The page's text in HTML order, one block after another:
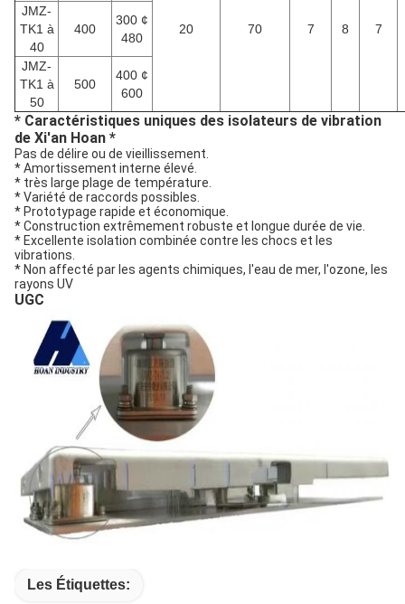
20 70 7 8 7
JMZ-
TK1 à
40
400
300 ¢
480
JMZ-
TK1 à
50
500
400 ¢
600
* Caractéristiques uniques des isolateurs de vibration
de Xi'an Hoan *
Pas de délire ou de vieillissement.
* Amortissement interne élevé.
* très large plage de température.
* Variété de raccords possibles.
* Prototypage rapide et économique.
* Construction extrêmement robuste et longue durée de vie.
* Excellente isolation combinée contre les chocs et les
vibrations.
* Non affecté par les agents chimiques, l'eau de mer, l'ozone, les
rayons UV
UGC
Les Étiquettes: